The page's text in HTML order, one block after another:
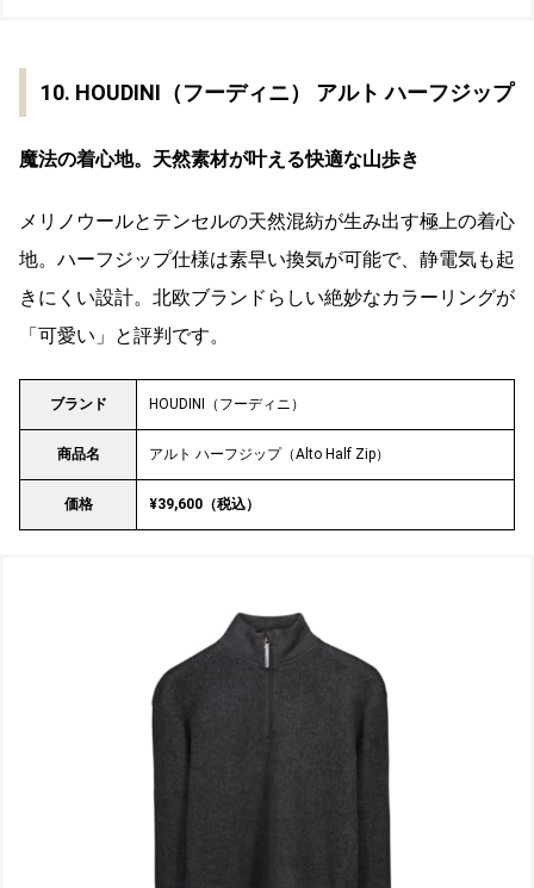
10. HOUDINI（フーディニ） アルト ハーフジップ
魔法の着心地。天然素材が叶える快適な山歩き
メリノウールとテンセルの天然混紡が生み出す極上の着心
地。ハーフジップ仕様は素早い換気が可能で、静電気も起
きにくい設計。北欧ブランドらしい絶妙なカラーリングが
「可愛い」と評判です。
ブランド HOUDINI（フーディニ）
商品名 アルト ハーフジップ（Alto Half Zip）
価格 ¥39,600（税込）